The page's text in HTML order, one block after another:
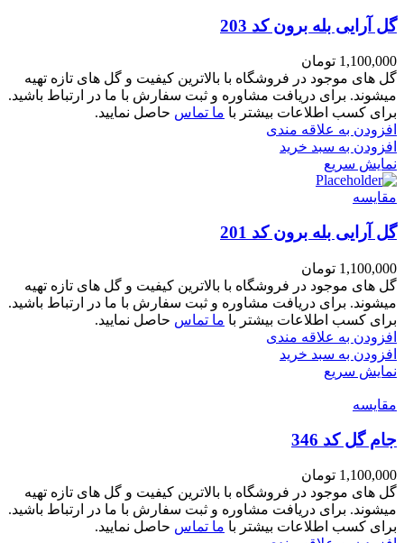
گل آرایی بله برون کد 203
1,100,000 تومان
گل های موجود در فروشگاه با بالاترین کیفیت و گل های تازه تهیه
میشوند. برای دریافت مشاوره و ثبت سفارش با ما در ارتباط باشید.
برای کسب اطلاعات بیشتر با ما تماس حاصل نمایید.
افزودن به علاقه مندی
افزودن به سبد خرید
نمایش سریع
مقايسه
گل آرایی بله برون کد 201
1,100,000 تومان
گل های موجود در فروشگاه با بالاترین کیفیت و گل های تازه تهیه
میشوند. برای دریافت مشاوره و ثبت سفارش با ما در ارتباط باشید.
برای کسب اطلاعات بیشتر با ما تماس حاصل نمایید.
افزودن به علاقه مندی
افزودن به سبد خرید
نمایش سریع
مقايسه
جام گل کد 346
1,100,000 تومان
گل های موجود در فروشگاه با بالاترین کیفیت و گل های تازه تهیه
میشوند. برای دریافت مشاوره و ثبت سفارش با ما در ارتباط باشید.
برای کسب اطلاعات بیشتر با ما تماس حاصل نمایید.